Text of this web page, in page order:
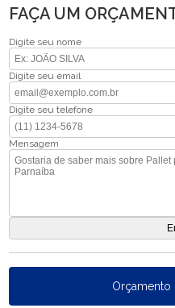
FAÇA UM
Digite seu nome
Digite seu email
Digite seu telefone
Mensagem
Orçamento